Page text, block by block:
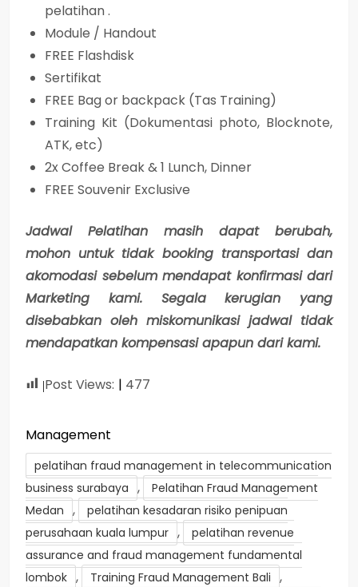
pelatihan .
Module / Handout
FREE Flashdisk
Sertifikat
FREE Bag or backpack (Tas Training)
Training Kit (Dokumentasi photo, Blocknote,
ATK, etc)
2x Coffee Break & 1 Lunch, Dinner
FREE Souvenir Exclusive
Jadwal Pelatihan masih dapat berubah,
mohon untuk tidak booking transportasi dan
akomodasi sebelum mendapat konfirmasi dari
Marketing kami. Segala kerugian yang
disebabkan oleh miskomunikasi jadwal tidak
mendapatkan kompensasi apapun dari kami.
Post Views: 477
Management
pelatihan fraud management in telecommunication
business surabaya ,
Pelatihan Fraud Management
Medan ,
pelatihan kesadaran risiko penipuan
perusahaan kuala lumpur ,
pelatihan revenue
assurance and fraud management fundamental
lombok , Training Fraud Management Bali ,